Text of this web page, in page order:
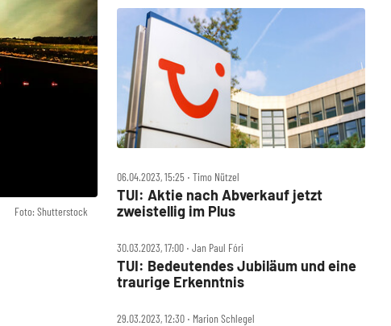
Foto: Shutterstock
06.04.2023, 15:25 ‧ Timo Nützel
TUI: Aktie nach Abverkauf jetzt
zweistellig im Plus
30.03.2023, 17:00 ‧ Jan Paul Fóri
TUI: Bedeutendes Jubiläum und eine
traurige Erkenntnis
29.03.2023, 12:30 ‧ Marion Schlegel